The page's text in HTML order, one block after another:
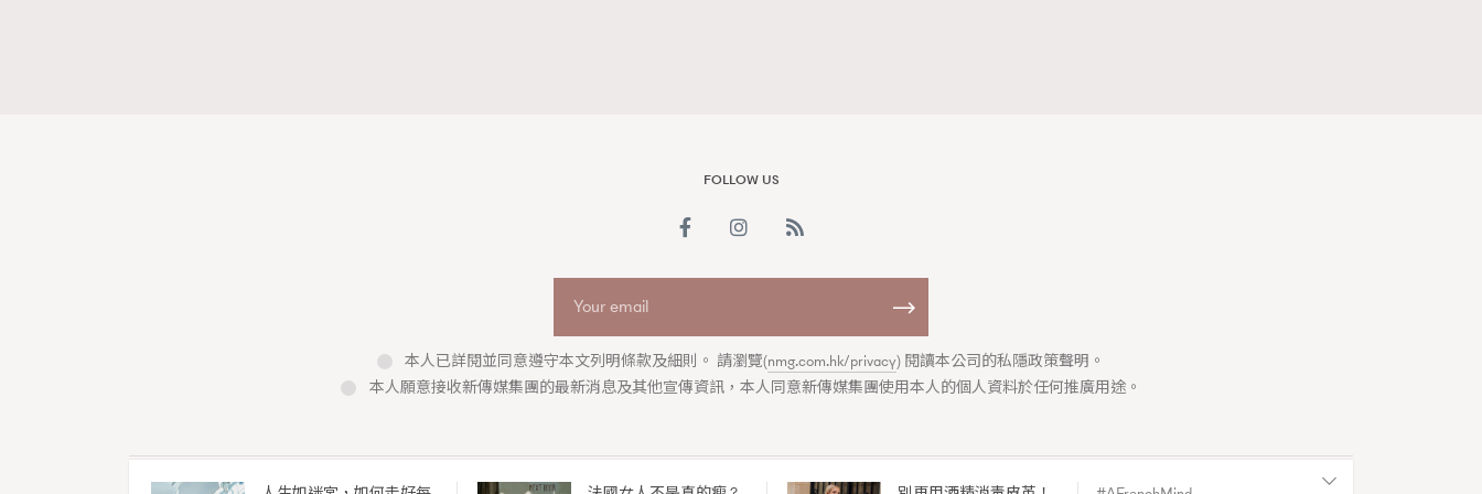
FOLLOW US
本人已詳閱並同意遵守本文列明條款及細則。 請瀏覽(nmg.com.hk/privacy) 閱讀本公司的私隱政策聲明。
本人願意接收新傳媒集團的最新消息及其他宣傳資訊，本人同意新傳媒集團使用本人的個人資料於任何推廣用途。